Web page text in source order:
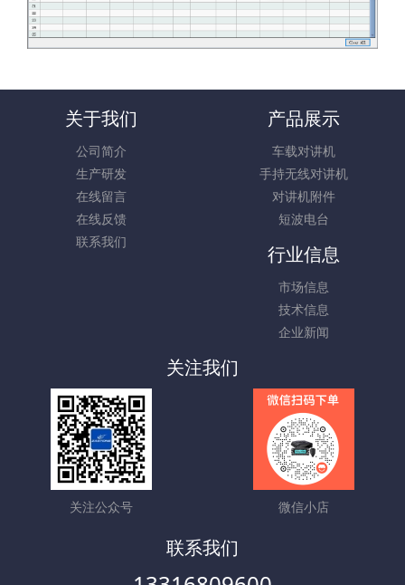
关于我们
公司简介
生产研发
在线留言
在线反馈
联系我们
产品展示
车载对讲机
手持无线对讲机
对讲机附件
短波电台
行业信息
市场信息
技术信息
企业新闻
关注我们
关注公众号 微信小店
联系我们